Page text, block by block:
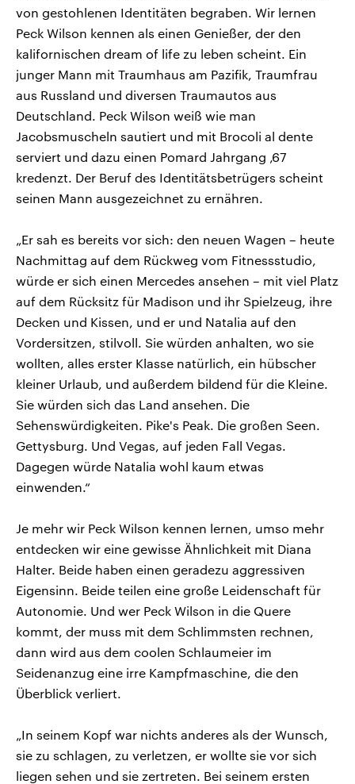
von gestohlenen Identitäten begraben. Wir lernen
Peck Wilson kennen als einen Genießer, der den
kalifornischen dream of life zu leben scheint. Ein
junger Mann mit Traumhaus am Pazifik, Traumfrau
aus Russland und diversen Traumautos aus
Deutschland. Peck Wilson weiß wie man
Jacobsmuscheln sautiert und mit Brocoli al dente
serviert und dazu einen Pomard Jahrgang ‚67
kredenzt. Der Beruf des Identitätsbetrügers scheint
seinen Mann ausgezeichnet zu ernähren.
„Er sah es bereits vor sich: den neuen Wagen – heute
Nachmittag auf dem Rückweg vom Fitnessstudio,
würde er sich einen Mercedes ansehen – mit viel Platz
auf dem Rücksitz für Madison und ihr Spielzeug, ihre
Decken und Kissen, und er und Natalia auf den
Vordersitzen, stilvoll. Sie würden anhalten, wo sie
wollten, alles erster Klasse natürlich, ein hübscher
kleiner Urlaub, und außerdem bildend für die Kleine.
Sie würden sich das Land ansehen. Die
Sehenswürdigkeiten. Pike's Peak. Die großen Seen.
Gettysburg. Und Vegas, auf jeden Fall Vegas.
Dagegen würde Natalia wohl kaum etwas
einwenden.“
Je mehr wir Peck Wilson kennen lernen, umso mehr
entdecken wir eine gewisse Ähnlichkeit mit Diana
Halter. Beide haben einen geradezu aggressiven
Eigensinn. Beide teilen eine große Leidenschaft für
Autonomie. Und wer Peck Wilson in die Quere
kommt, der muss mit dem Schlimmsten rechnen,
dann wird aus dem coolen Schlaumeier im
Seidenanzug eine irre Kampfmaschine, die den
Überblick verliert.
„In seinem Kopf war nichts anderes als der Wunsch,
sie zu schlagen, zu verletzen, er wollte sie vor sich
liegen sehen und sie zertreten. Bei seinem ersten